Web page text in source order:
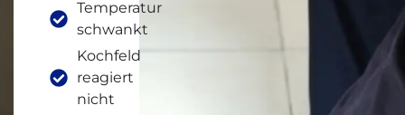
Temperatur
schwankt
Kochfeld
reagiert
nicht